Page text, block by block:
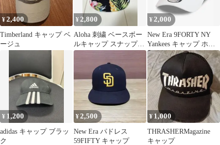
¥2,400
Timberland キャップ ベ
ージュ
¥ 2,800
Aloha 刺繍 ベースボー
ルキャップ スナップバ
ック ハワイ アロハ
¥ 2,000
New Era 9FORTY NY
Yankees キャップ ホワ
イト
¥ 1,200
adidas キャップ ブラッ
ク
¥2,500
New Era パドレス
59FIFTY キャップ
¥ 1,000
THRASHERMagazine
キャップ